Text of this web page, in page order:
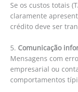
Se os custos totais
claramente
crédito deve ser
5. Comunicação
Mensagens com
empresarial ou
comportamentos